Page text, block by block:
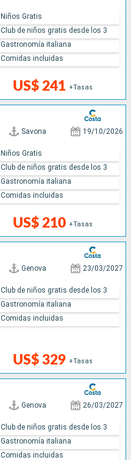
US$ 241 +Tasas
Niños Gratis
Club de niños gratis desde los 3
Gastronomía italiana
Comidas incluidas
Savona 19/10/2026
US$ 210 +Tasas
Niños Gratis
Club de niños gratis desde los 3
Gastronomía italiana
Comidas incluidas
Genova 23/03/2027
US$ 329 +Tasas
Club de niños gratis desde los 3
Gastronomía italiana
Comidas incluidas
Genova 26/03/2027
Club de niños gratis desde los 3
Gastronomía italiana
Comidas incluidas